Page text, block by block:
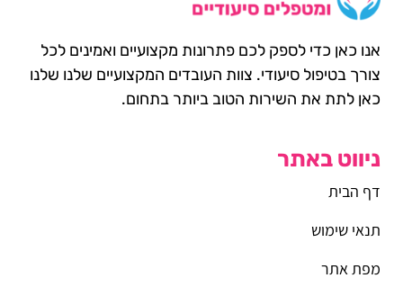
אנו כאן כדי לספק לכם פתרונות מקצועיים ואמינים לכל
צורך בטיפול סיעודי. צוות העובדים המקצועיים שלנו שלנו
כאן לתת את השירות הטוב ביותר בתחום.
ניווט באתר
דף הבית
תנאי שימוש
מפת אתר